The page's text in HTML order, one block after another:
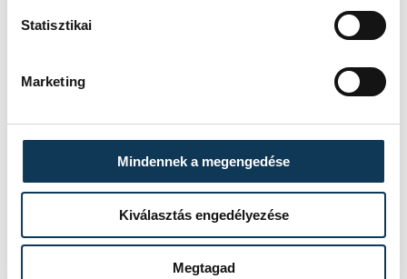
Statisztikai
Marketing
Mindennek a megengedése
Kiválasztás engedélyezése
Megtagad
és a Hotel Villa Medici-ben. A
Balatonkenesén, Zircen, Nagyvázsonyban,
Kislődön, Halimbán, Somlón, Tapolcán és
Nemesvámoson bérelhetők a kerékpárok.